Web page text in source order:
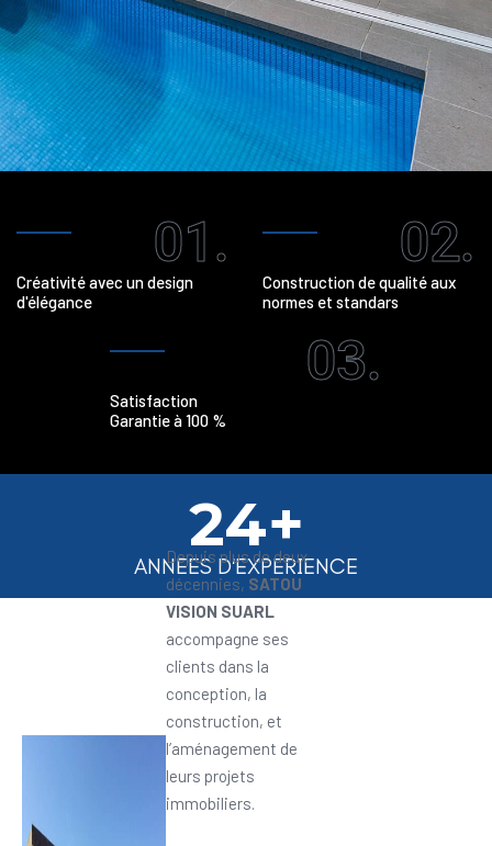
01.
Créativité avec un design
d'élégance
02.
Construction de qualité aux
normes et standars
03.
Satisfaction
Garantie à 100 %
24+
ANNEES D'EXPERIENCE
Depuis plus de deux
décennies, SATOU
VISION SUARL
accompagne ses
clients dans la
conception, la
construction, et
l’aménagement de
leurs projets
immobiliers.